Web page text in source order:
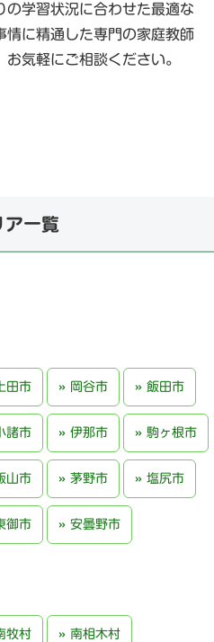
の学習状況に合わせた最適な
情に精通した専門の家庭教師
気軽にご相談ください。
ア一覧
上田市 岡谷市 飯田市
諸市 伊那市 駒ヶ根市
山市 茅野市 塩尻市
御市 安曇野市
牧村 南相木村